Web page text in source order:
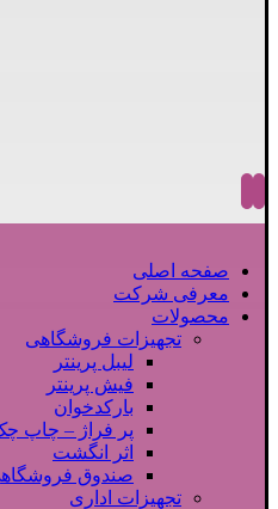
صفحه اصلی
معرفی شرکت
محصولات
تجهیزات فروشگاهی
لیبل پرینتر
فیش پرینتر
بارکدخوان
پر فراژ – چاپ
اثر انگشت
صندوق
تجهیزات اداری